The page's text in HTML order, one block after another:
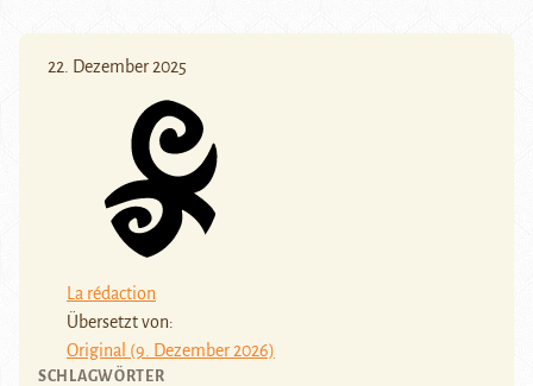
22. Dezember 2025
La rédaction
Übersetzt von:
Original (9. Dezember 2026)
SCHLAGWÖRTER